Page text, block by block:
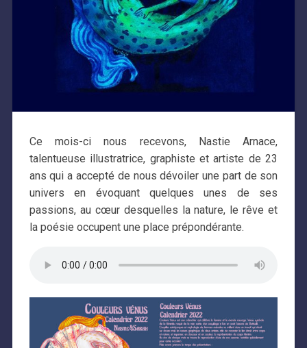
Ce mois-ci nous recevons, Nastie Arnace,
talentueuse illustratrice, graphiste et artiste de 23
ans qui a accepté de nous dévoiler une part de son
univers en évoquant quelques unes de ses
passions, au cœur desquelles la nature, le rêve et
la poésie occupent une place prépondérante.